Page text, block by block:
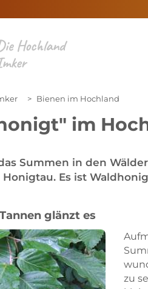
Hochland
Bienen im Hochland
im
Summen in den
Es ist
glänzt es
zu